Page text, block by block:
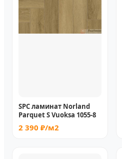
SPC ламинат Norland
Parquet S Vuoksa 1055-8
2 390 ₽/м2